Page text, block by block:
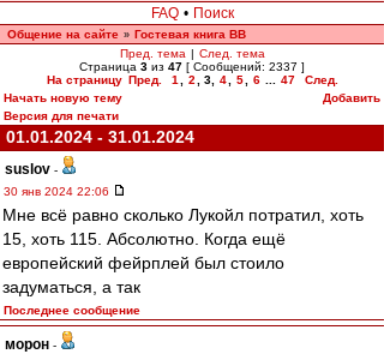
FAQ • Поиск
Общение на сайте » Гостевая книга ВВ
Пред. тема | След. тема
Страница 3 из 47 [ Сообщений: 2337 ]
На страницу Пред. 1 2 3, 4 5 6 47
След.
Начать новую тему
Добавить
Версия для печати
01.01.2024 - 31.01.2024
suslov -
30 янв 2024 22:06
Мне всё равно сколько Лукойл потратил, хоть
15, хоть 115. Абсолютно. Когда ещё
европейский фейрплей был стоило
задуматься, а так
Последнее сообщение
морон -